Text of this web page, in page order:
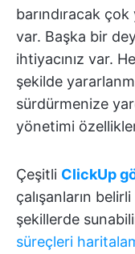
barındıracak
var. Başka bir
ihtiyacınız var.
şekilde
sürdürmenize
yönetimi
Çeşitli ClickUp
çalışanların
şekillerde
süreçleri